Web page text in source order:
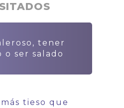
tener
o ser salado
tieso que